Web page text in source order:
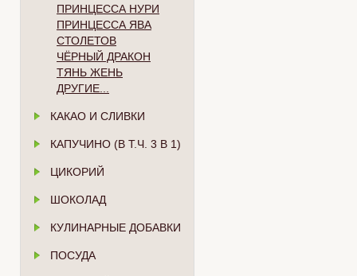
ПРИНЦЕССА НУРИ
ПРИНЦЕССА ЯВА
СТОЛЕТОВ
ЧЁРНЫЙ ДРАКОН
ТЯНЬ ЖЕНЬ
ДРУГИЕ...
КАКАО И СЛИВКИ
КАПУЧИНО (В Т.Ч. 3 В 1)
ЦИКОРИЙ
ШОКОЛАД
КУЛИНАРНЫЕ ДОБАВКИ
ПОСУДА